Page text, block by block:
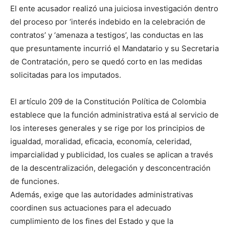
El ente acusador realizó una juiciosa investigación dentro
del proceso por ‘interés indebido en la celebración de
contratos’ y ‘amenaza a testigos’, las conductas en las
que presuntamente incurrió el Mandatario y su Secretaria
de Contratación, pero se quedó corto en las medidas
solicitadas para los imputados.
El artículo 209 de la Constitución Política de Colombia
establece que la función administrativa está al servicio de
los intereses generales y se rige por los principios de
igualdad, moralidad, eficacia, economía, celeridad,
imparcialidad y publicidad, los cuales se aplican a través
de la descentralización, delegación y desconcentración
de funciones.
Además, exige que las autoridades administrativas
coordinen sus actuaciones para el adecuado
cumplimiento de los fines del Estado y que la